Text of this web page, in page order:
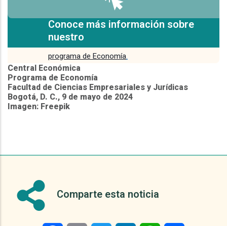
Conoce más información sobre
nuestro
programa de Economía.
Central Económica
Programa de Economía
Facultad de Ciencias Empresariales y Jurídicas
Bogotá, D. C., 9 de mayo de 2024
Imagen: Freepik
Comparte esta noticia